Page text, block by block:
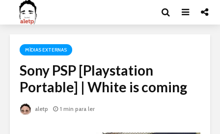
MÍDIAS EXTERNAS
Sony PSP [Playstation
Portable] | White is coming
aletp 1 min para ler